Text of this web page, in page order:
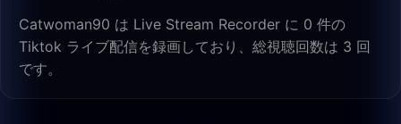
Catwoman90 は Live Stream Recorder に 0 件の
Tiktok ライブ配信を録画しており、総視聴回数は 3 回
です。